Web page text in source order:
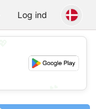
Log ind